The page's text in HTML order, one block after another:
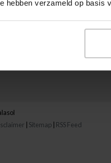
hebben verzameld op basis
commandes
Sitemap RSS Feed